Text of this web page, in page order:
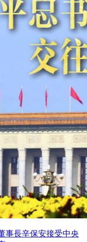
事長辛保安接受中央